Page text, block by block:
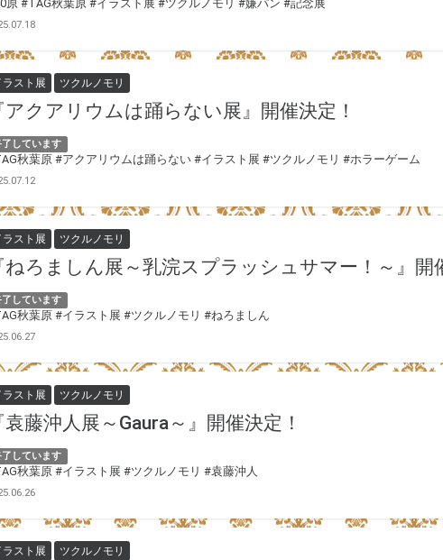
原#TAG秋葉原 #イラスト展 #ツクルノモリ #嫌パン #記念展
ラスト展 ツクルノモリ
アクアリウムは踊らない展』開催決定！
了しています
秋葉原 #アクアリウムは踊らない #イラスト展 #ツクルノモリ #ホラーゲーム
ラスト展 ツクルノモリ
ねろましん展～乳浣スプラッシュサマー！～』開
了しています
秋葉原 #イラスト展 #ツクルノモリ #ねろましん
ラスト展 ツクルノモリ
袁藤沖人展～Gaura～』開催決定！
了しています
秋葉原 #イラスト展 #ツクルノモリ #袁藤沖人
ラスト展 ツクルノモリ